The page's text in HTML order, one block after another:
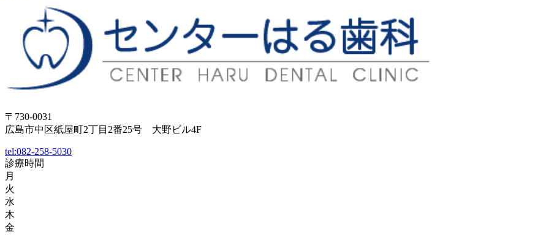
〒730-0031
広島市中区紙屋町2丁目2番25号 大野ビル4F
tel:082-258-5030
診療時間
月
火
水
木
金